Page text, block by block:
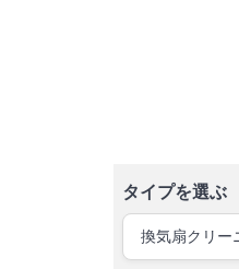
タイプを選ぶ
換気扇クリー